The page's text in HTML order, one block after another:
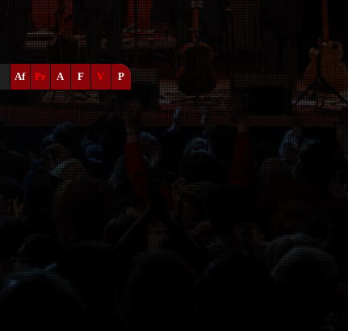
Af Pr A F V P